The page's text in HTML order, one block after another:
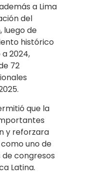
a Lima
del
luego de
histórico
2024,
72
que la
y reforzara
uno de
congresos
Latina.